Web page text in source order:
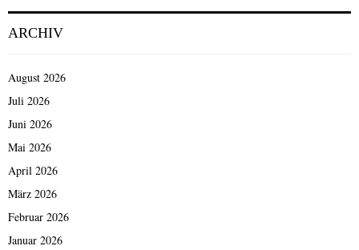
ARCHIV
August 2026
Juli 2026
Juni 2026
Mai 2026
April 2026
März 2026
Februar 2026
Januar 2026